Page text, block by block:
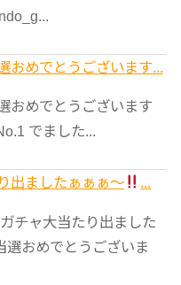
おめでとうございます...
おめでとうございます
でました...
出ましたぁぁぁ～ ...
チャ大当たり出ました
選おめでとうございま